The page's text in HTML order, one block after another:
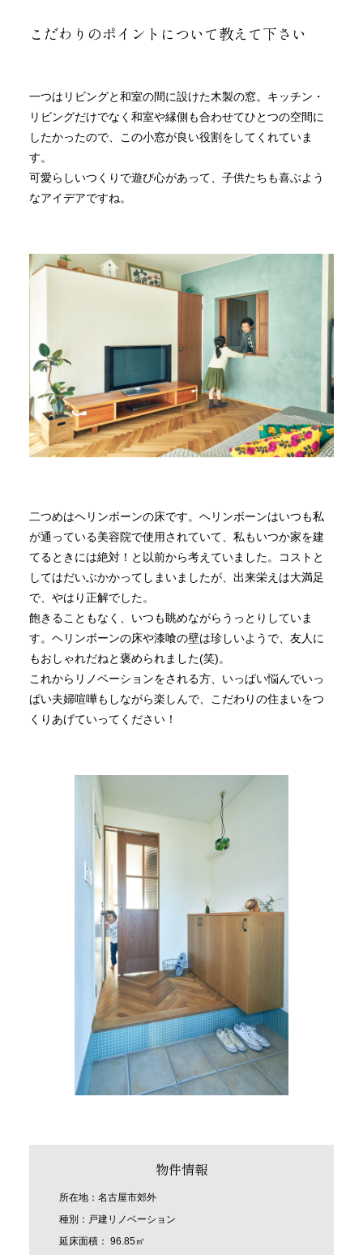
こだわりのポイントについて教えて下さい
一つはリビングと和室の間に設けた木製の窓。キッチン・
リビングだけでなく和室や縁側も合わせてひとつの空間に
したかったので、この小窓が良い役割をしてくれていま
す。
可愛らしいつくりで遊び心があって、子供たちも喜ぶよう
なアイデアですね。
二つめはヘリンボーンの床です。ヘリンボーンはいつも私
が通っている美容院で使用されていて、私もいつか家を建
てるときには絶対！と以前から考えていました。コストと
してはだいぶかかってしまいましたが、出来栄えは大満足
で、やはり正解でした。
飽きることもなく、いつも眺めながらうっとりしていま
す。ヘリンボーンの床や漆喰の壁は珍しいようで、友人に
もおしゃれだねと褒められました(笑)。
これからリノベーションをされる方、いっぱい悩んでいっ
ぱい夫婦喧嘩もしながら楽しんで、こだわりの住まいをつ
くりあげていってください！
物件情報
所在地：名古屋市郊外
種別：戸建リノベーション
延床面積： 96.85㎡